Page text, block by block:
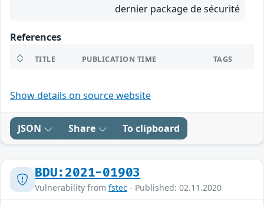
dernier package de sécurité
References
TITLE PUBLICATION TIME TAGS
Show details on source website
JSON Share To clipboard
BDU:2021-01903
Vulnerability from fstec - Published: 02.11.2020